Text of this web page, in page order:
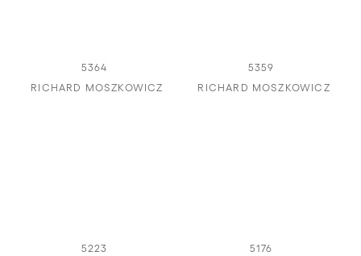
5364
RICHARD MOSZKOWICZ
5359
RICHARD MOSZKOWICZ
5223
5176